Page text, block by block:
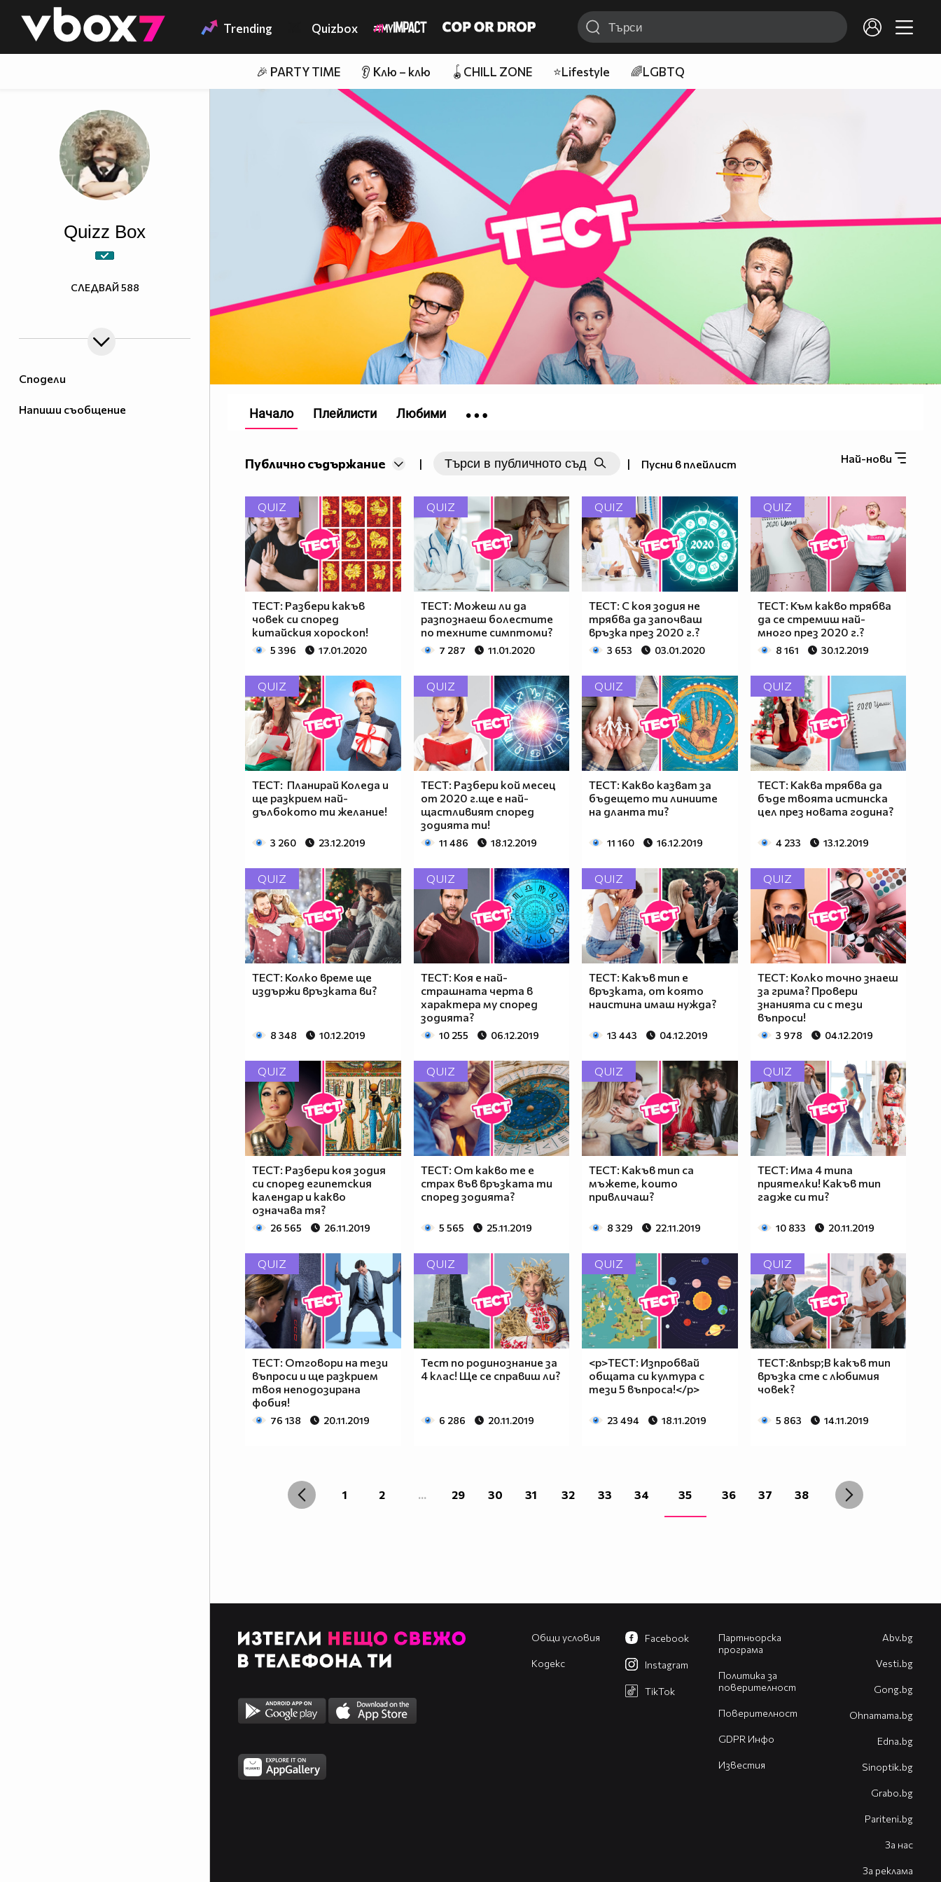
👾 Trending Quizbox
🎉 PARTY TIME 👂 Клю – клю 🪀CHILL ZONE ⭐Lifestyle 🌈LGBTQ
Сподели
Напиши съобщение
Quizz Box
СЛЕДВАЙ 588
Най-нови
Публично съдържание | | Пусни в плейлист
QUIZ
ТЕСТ: Разбери какъв
човек си според
китайския хороскоп!
5 396 17.01.2020
QUIZ
ТЕСТ: Можеш ли да
разпознаеш болестите
по техните симптоми?
7 287 11.01.2020
QUIZ
ТЕСТ: С коя зодия не
трябва да започваш
връзка през 2020 г.?
3 653 03.01.2020
QUIZ
ТЕСТ: Към какво трябва
да се стремиш най-
много през 2020 г.?
8 161 30.12.2019
QUIZ
ТЕСТ: Планирай Коледа и
ще разкрием най-
дълбокото ти желание!
3 260 23.12.2019
QUIZ
ТЕСТ: Разбери кой месец
от 2020 г.ще е най-
щастливият според
зодията ти!
11 486 18.12.2019
QUIZ
ТЕСТ: Какво казват за
бъдещето ти линиите
на дланта ти?
11 160 16.12.2019
QUIZ
ТЕСТ: Каква трябва да
бъде твоята истинска
цел през новата година?
4 233 13.12.2019
QUIZ
ТЕСТ: Колко време ще
издържи връзката ви?
8 348 10.12.2019
QUIZ
ТЕСТ: Коя е най-
страшната черта в
характера му според
зодията?
10 255 06.12.2019
QUIZ
ТЕСТ: Какъв тип е
връзката, от която
наистина имаш нужда?
13 443 04.12.2019
QUIZ
ТЕСТ: Колко точно знаеш
за грима? Провери
знанията си с тези
въпроси!
3 978 04.12.2019
QUIZ
ТЕСТ: Разбери коя зодия
си според египетския
календар и какво
означава тя?
26 565 26.11.2019
QUIZ
ТЕСТ: От какво те е
страх във връзката ти
според зодията?
5 565 25.11.2019
QUIZ
ТЕСТ: Какъв тип са
мъжете, които
привличаш?
8 329 22.11.2019
QUIZ
ТЕСТ: Има 4 типа
приятелки! Какъв тип
гадже си ти?
10 833 20.11.2019
QUIZ
ТЕСТ: Отговори на тези
въпроси и ще разкрием
твоя неподозирана
фобия!
76 138 20.11.2019
QUIZ
Тест по родинознание за
4 клас! Ще се справиш ли?
6 286 20.11.2019
QUIZ
<p>ТЕСТ: Изпробвай
общата си култура с
тези 5 въпроса!</p>
23 494 18.11.2019
QUIZ
ТЕСТ:&nbsp;В какъв тип
връзка сте с любимия
човек?
5 863 14.11.2019
1 2 ... 29 30 31 32 33 34 35 36 37 38
Начало Плейлисти Любими
Общи условия
Кодекс
Партньорска
програма
Политика за
поверителност
Поверителност
GDPR Инфо
Известия
Facebook
Instagram
TikTok
Abv.bg
Vesti.bg
Gong.bg
Оhnamama.bg
Edna.bg
Sinoptik.bg
Grabo.bg
Pariteni.bg
За нас
За реклама